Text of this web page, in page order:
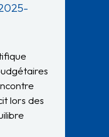
lors des